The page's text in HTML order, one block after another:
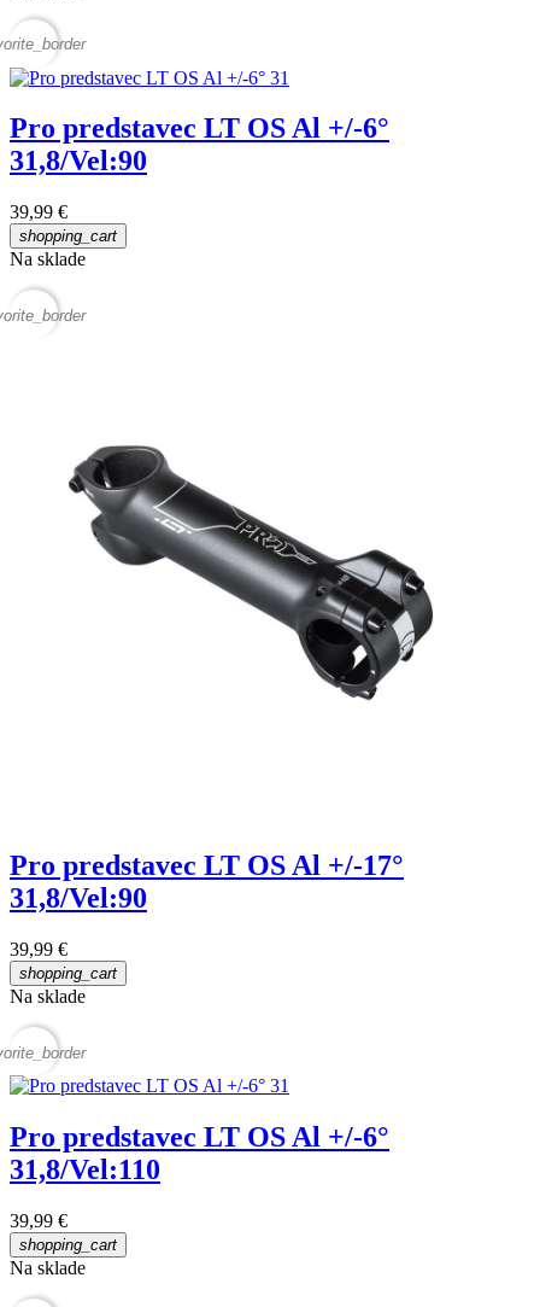
Pro predstavec LT OS Al +/-6°
31,8/Vel:90
39,99 €
shopping_cart
Na sklade
Pro predstavec LT OS Al +/-17°
31,8/Vel:90
39,99 €
shopping_cart
Na sklade
Pro predstavec LT OS Al +/-6°
31,8/Vel:110
39,99 €
shopping_cart
Na sklade